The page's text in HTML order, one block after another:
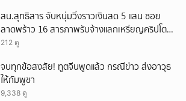
สน.สุทธิสาร จับหนุ่มวิ่งราวเงินสด 5 แสน ซอย
ลาดพร้าว 16 สารภาพรับจ้างแลกเหรียญคริปโต
ผ่านแอปฯ
212 ดู
จบทุกข้อสงสัย! ทูตจีนพูดแล้ว กรณีข่าว ส่งอาวุธ
ให้กัมพูชา
9,338 ดู